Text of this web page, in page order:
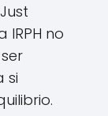
IRPH no
si